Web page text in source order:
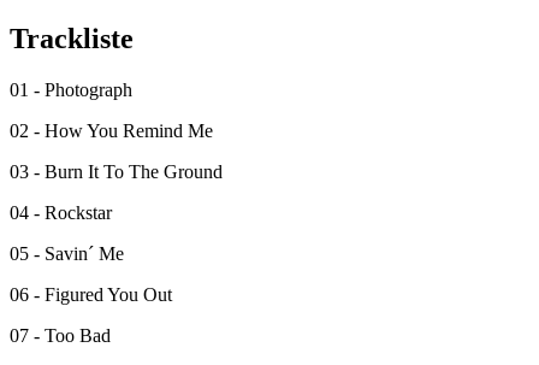
Trackliste
01 - Photograph
02 - How You Remind Me
03 - Burn It To The Ground
04 - Rockstar
05 - Savin´ Me
06 - Figured You Out
07 - Too Bad